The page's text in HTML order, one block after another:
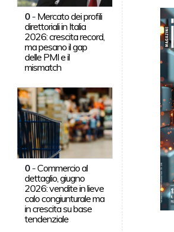
0 - Mercato dei profili
direttoriali in Italia
2026: crescita record,
ma pesano il gap
delle PMI e il
mismatch
0 -Commercio al
dettaglio, giugno
2026: vendite in lieve
calo congiunturale ma
in crescita su base
tendenziale